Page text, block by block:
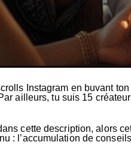
Instagram en buvant
ailleurs, tu suis 15
cette description, alors
: l’accumulation de